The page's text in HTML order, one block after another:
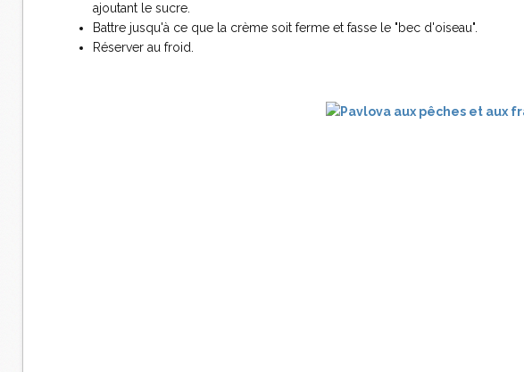
ajoutant le sucre.
Battre jusqu'à ce que la crème soit ferme et fasse le "bec d'oiseau".
Réserver au froid.